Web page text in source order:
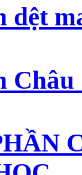
dệt
Châu